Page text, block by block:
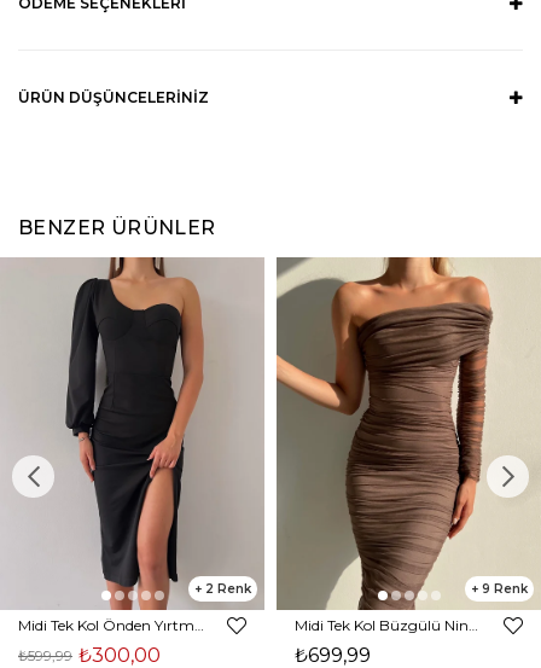
ÜRÜN DÜŞÜNCELERINIZ
BENZER ÜRÜNLER
2
₺300,00
₺599,99
9
₺699,99